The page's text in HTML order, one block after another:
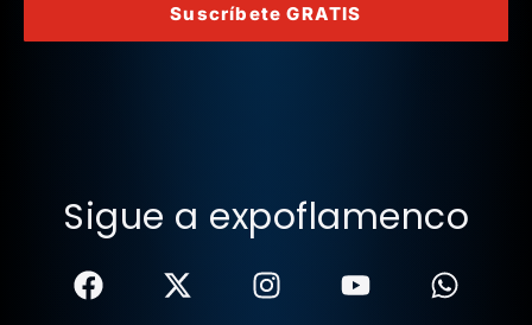
Suscríbete GRATIS
Sigue a expoflamenco